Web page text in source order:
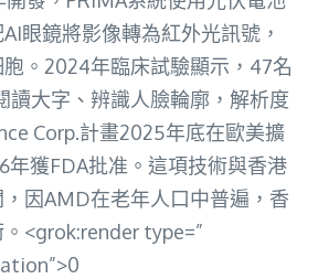
眼鏡將影像轉為紅外光訊號，
。2024年臨床試驗顯示，47名
讀大字、辨識人臉輪廓，解析度
Corp.計畫2025年底在歐美擴
年獲FDA批准。這項技術與香港
因AMD在老年人口中普遍，香
<grok:render type=”